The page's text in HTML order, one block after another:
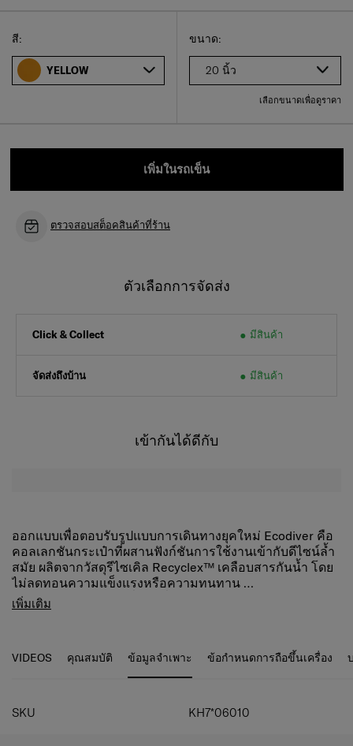
เลือกขนาดของคุณ
Select
ขนาด:
20 นิ้ว
เลือกขนาดเพื่อดูราคา
Select
สี:
YELLOW
เพิ่มในรถเข็น
ตรวจสอบสต็อคสินค้าที่ร้าน
ตัวเลือกการจัดส่ง
Click & Collect มีสินค้า
จัดส่งถึงบ้าน มีสินค้า
เข้ากันได้ดีกับ
ออกแบบเพื่อตอบรับรูปแบบการเดินทางยุคใหม่ Ecodiver คือ
คอลเลกชันกระเป๋าที่ผสานฟังก์ชันการใช้งานเข้ากับดีไซน์ล้ำ
สมัย ผลิตจากวัสดุรีไซเคิล Recyclex™ เคลือบสารกันน้ำ โดย
ไม่ลดทอนความแข็งแรงหรือความทนทาน
เราให้ความสำคัญกับ
สะดวกสบาย
กระเป๋าขนาดเล็ก พร้อมตอบโจทย์ทุกสไตล์การเดินทางของ
กระเป๋าเดินทางที่ตอบโจทย์ทุกการเดินทาง พร้อมดีไซน์
ล้ำสมัยและฟังก์ชันครบครัน
ระบบล็อกแบบรหัสพร้อมมาตรฐาน TSAเดินทางเข้า
สหรัฐฯ ได้อย่างไร้กังวล
โครงสร้างแบบ Double Frame (50/50)
เพิ่มเติม
VIDEOS คุณสมบัติ ข้อมูลจำเพาะ ข้อกำหนดการถือขึ้นเครื่อง
SKU KH7*06010